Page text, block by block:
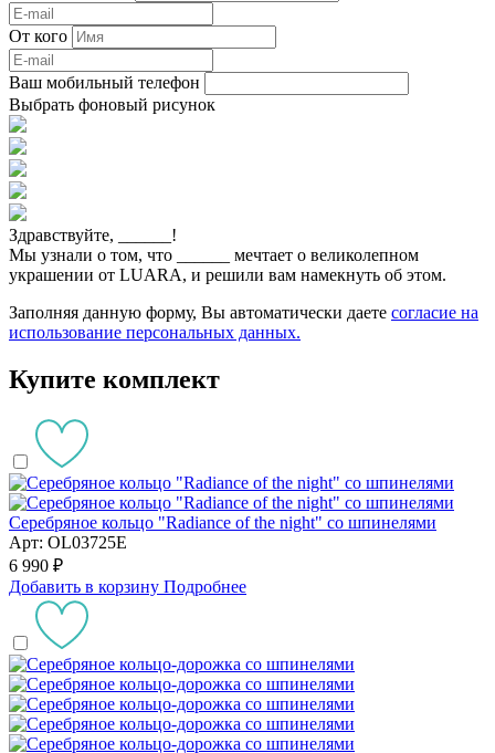
От кого
Ваш мобильный телефон
Выбрать фоновый рисунок
Здравствуйте,
!
Мы узнали о том, что
мечтает о великолепном
украшении от LUARA, и решили вам намекнуть об этом.
Заполняя данную форму, Вы автоматически даете согласие на
использование персональных данных.
Купите комплект
Серебряное кольцо "Radiance of the night" со шпинелями
Арт: OL03725E
6 990 ₽
Добавить в корзину Подробнее